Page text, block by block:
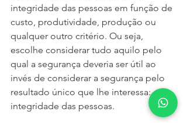
integridade das pessoas em função de
custo, produtividade, produção ou
qualquer outro critério. Ou seja,
escolhe considerar tudo aquilo pelo
qual a segurança deveria ser útil ao
invés de considerar a segurança pelo
resultado único que lhe interessa: a
integridade das pessoas.